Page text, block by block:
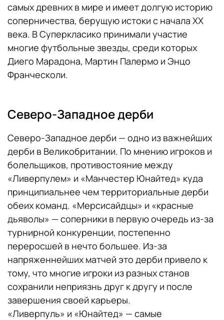
самых древних в мире и имеет долгую историю
соперничества, берущую истоки с начала XX
века. В Суперкласико принимали участие
многие футбольные звезды, среди которых
Диего Марадона, Мартин Палермо и Энцо
Франческоли.
Северо-Западное дерби
Северо-Западное дерби — одно из важнейших
дерби в Великобритании. По мнению игроков и
болельщиков, противостояние между
«Ливерпулем» и «Манчестер Юнайтед» куда
принципиальнее чем территориальные дерби
обеих команд. «Мерсисайдцы» и «красные
дьяволы» — соперники в первую очередь из-за
турнирной конкуренции, постепенно
переросшей в нечто большее. Из-за
напряженнейших матчей это дерби привело к
тому, что многие игроки из разных станов
сохранили неприязнь друг к другу и после
завершения своей карьеры.
«Ливерпуль» и «Юнайтед» — самые